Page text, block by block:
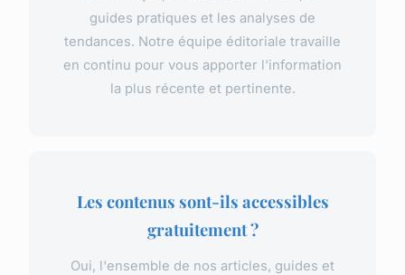
guides pratiques et les analyses de
tendances. Notre équipe éditoriale travaille
en continu pour vous apporter l'information
la plus récente et pertinente.
Les contenus sont-ils accessibles
gratuitement ?
Oui, l'ensemble de nos articles, guides et